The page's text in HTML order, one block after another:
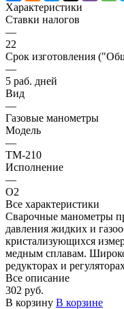
Характеристики
Ставки налогов
—
22
Срок изготовления
—
5 раб. дней
Вид
—
Газовые манометры
Модель
—
ТМ-210
Исполнение
—
O2
Все характеристики
Сварочные манометры
давления жидких и
кристализующихся
медным сплавам.
редукторах и
Все описание
302 руб.
В корзину В корзине